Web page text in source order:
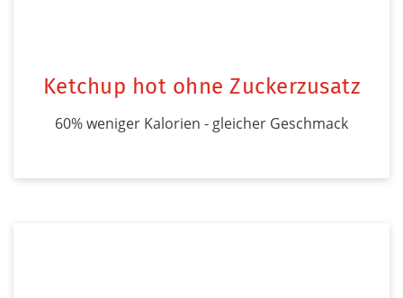
Ketchup hot ohne Zuckerzusatz
60% weniger Kalorien - gleicher Geschmack